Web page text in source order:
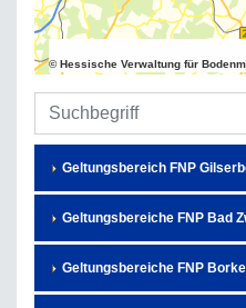
© Hessische Verwaltung für
Geltungsbereich FNP
Geltungsbereiche FNP Bad
Geltungsbereiche FNP